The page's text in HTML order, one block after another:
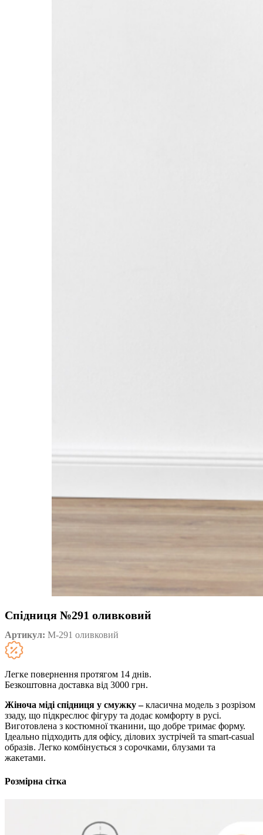
Спідниця №291 оливковий
Артикул: М-291 оливковий
Легке повернення протягом 14 днів.
Безкоштовна доставка від 3000 грн.
Жіноча міді спідниця у смужку –класична модель з розрізом
ззаду, що підкреслює фігуру та додає комфорту в русі.
Виготовлена з костюмної тканини, що добре тримає форму.
Ідеально підходить для офісу, ділових зустрічей та smart-casual
образів. Легко комбінується з сорочками, блузами та
жакетами.
Розмірна сітка